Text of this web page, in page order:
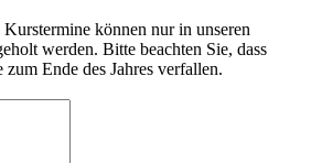
können nur in unseren
werden. Bitte beachten Sie, dass
Ende des Jahres verfallen.